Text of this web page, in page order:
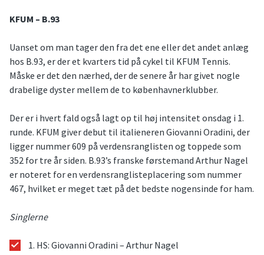
KFUM – B.93
Uanset om man tager den fra det ene eller det andet anlæg
hos B.93, er der et kvarters tid på cykel til KFUM Tennis.
Måske er det den nærhed, der de senere år har givet nogle
drabelige dyster mellem de to københavnerklubber.
Der er i hvert fald også lagt op til høj intensitet onsdag i 1.
runde. KFUM giver debut til italieneren Giovanni Oradini, der
ligger nummer 609 på verdensranglisten og toppede som
352 for tre år siden. B.93’s franske førstemand Arthur Nagel
er noteret for en verdensranglisteplacering som nummer
467, hvilket er meget tæt på det bedste nogensinde for ham.
Singlerne
1. HS: Giovanni Oradini – Arthur Nagel